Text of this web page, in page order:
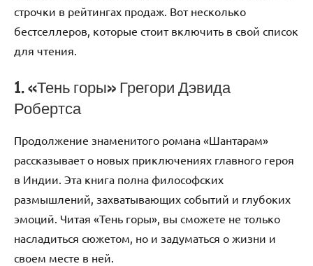
строчки в рейтингах продаж. Вот несколько
бестселлеров, которые стоит включить в свой список
для чтения.
1. «Тень горы» Грегори Дэвида
Робертса
Продолжение знаменитого романа «Шантарам»
рассказывает о новых приключениях главного героя
в Индии. Эта книга полна философских
размышлений, захватывающих событий и глубоких
эмоций. Читая «Тень горы», вы сможете не только
насладиться сюжетом, но и задуматься о жизни и
своем месте в ней.